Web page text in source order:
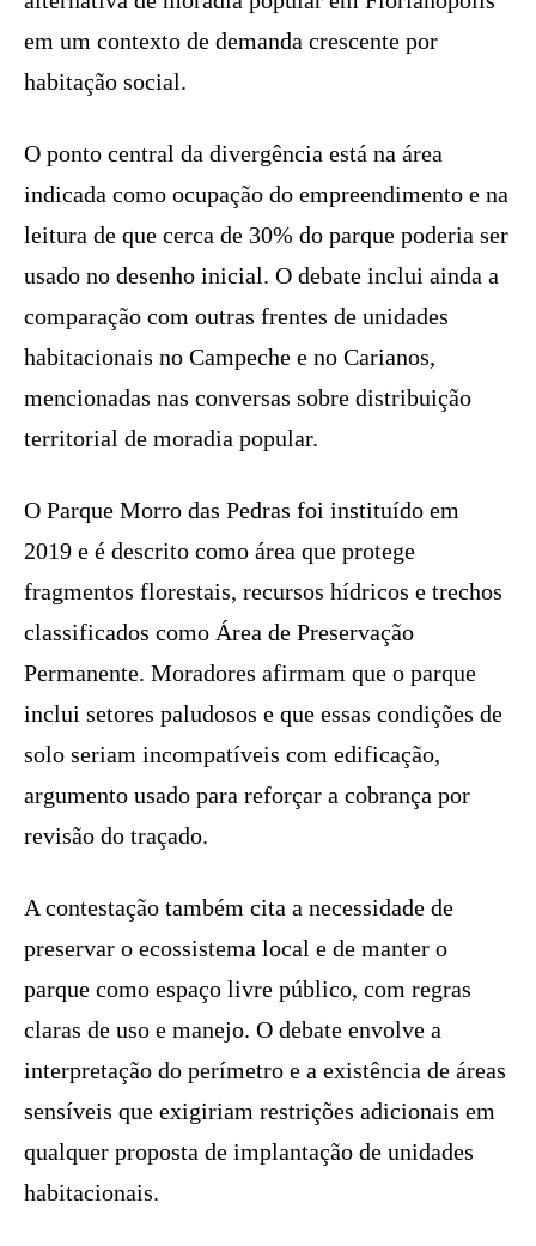
em um contexto de demanda crescente por
habitação social.
O ponto central da divergência está na área
indicada como ocupação do empreendimento e na
leitura de que cerca de 30% do parque poderia ser
usado no desenho inicial. O debate inclui ainda a
comparação com outras frentes de unidades
habitacionais no Campeche e no Carianos,
mencionadas nas conversas sobre distribuição
territorial de moradia popular.
O Parque Morro das Pedras foi instituído em
2019 e é descrito como área que protege
fragmentos florestais, recursos hídricos e trechos
classificados como Área de Preservação
Permanente. Moradores afirmam que o parque
inclui setores paludosos e que essas condições de
solo seriam incompatíveis com edificação,
argumento usado para reforçar a cobrança por
revisão do traçado.
A contestação também cita a necessidade de
preservar o ecossistema local e de manter o
parque como espaço livre público, com regras
claras de uso e manejo. O debate envolve a
interpretação do perímetro e a existência de áreas
sensíveis que exigiriam restrições adicionais em
qualquer proposta de implantação de unidades
habitacionais.